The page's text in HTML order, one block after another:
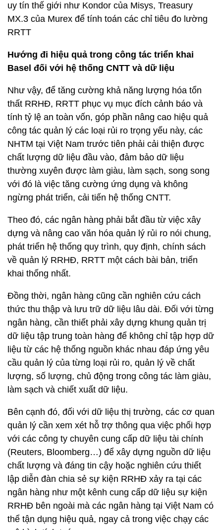
uy tín thế giới như Kondor của Misys, Treasury
MX.3 của Murex để tính toán các chỉ tiêu đo lường
RRTT
Hướng đi hiệu quả trong công tác triển khai
Basel đối với hệ thống CNTT và dữ liệu
Như vậy, để tăng cường khả năng lượng hóa tổn
thất RRHĐ, RRTT phục vụ mục đích cảnh báo và
tính tỷ lệ an toàn vốn, góp phần nâng cao hiệu quả
công tác quản lý các loại rủi ro trọng yếu này, các
NHTM tại Việt Nam trước tiên phải cải thiện được
chất lượng dữ liệu đầu vào, đảm bảo dữ liệu
thường xuyên được làm giàu, làm sạch, song song
với đó là việc tăng cường ứng dụng và không
ngừng phát triển, cải tiến hệ thống CNTT.
Theo đó, các ngân hàng phải bắt đầu từ việc xây
dựng và nâng cao văn hóa quản lý rủi ro nói chung,
phát triển hệ thống quy trình, quy định, chính sách
về quản lý RRHĐ, RRTT một cách bài bản, triển
khai thống nhất.
Đồng thời, ngân hàng cũng cần nghiên cứu cách
thức thu thập và lưu trữ dữ liệu lâu dài. Đối với từng
ngân hàng, cần thiết phải xây dựng khung quản trị
dữ liệu tập trung toàn hàng để không chỉ tập hợp dữ
liệu từ các hệ thống nguồn khác nhau đáp ứng yêu
cầu quản lý của từng loại rủi ro, quản lý về chất
lượng, số lượng, chủ động trong công tác làm giàu,
làm sạch và chiết xuất dữ liệu.
Bên cạnh đó, đối với dữ liệu thị trường, các cơ quan
quản lý cần xem xét hỗ trợ thông qua việc phối hợp
với các công ty chuyên cung cấp dữ liệu tài chính
(Reuters, Bloomberg…) để xây dựng nguồn dữ liệu
chất lượng và đáng tin cậy hoặc nghiên cứu thiết
lập diễn đàn chia sẻ sự kiện RRHĐ xảy ra tại các
ngân hàng như một kênh cung cấp dữ liệu sự kiện
RRHĐ bên ngoài mà các ngân hàng tại Việt Nam có
thể tận dụng hiệu quả, ngay cả trong việc chạy các